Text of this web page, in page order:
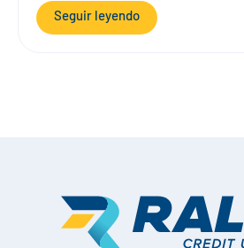
Seguir leyendo